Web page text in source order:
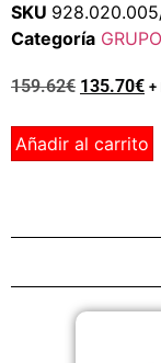
SKU
Categoría
159.62€ 135.70€ +
Añadir al carrito